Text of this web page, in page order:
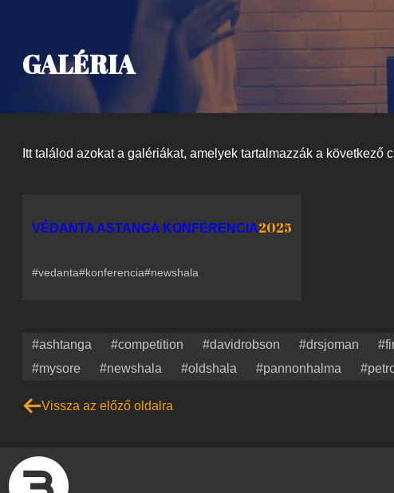
GALÉRIA
Itt találod azokat a galériákat, amelyek tartalmazzák a következő
VÉDANTA ASTANGA KONFERENCIA2025
#vedanta#konferencia#newshala
#ashtanga #competition #davidrobson #drsjoman
#mysore
#newshala #oldshala #pannonhalma
Vissza az előző oldalra